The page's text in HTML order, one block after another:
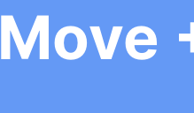
Move